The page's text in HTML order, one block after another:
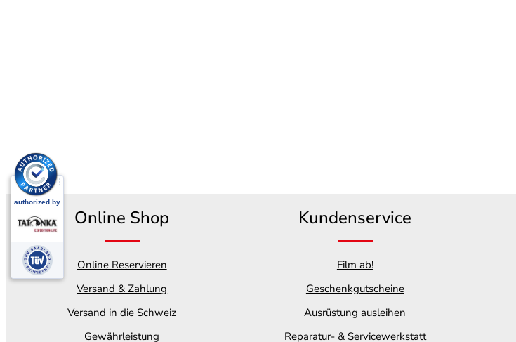
Online Shop
Online Reservieren
Versand & Zahlung
Versand in die Schweiz
Gewährleistung
Kundenservice
Film ab!
Geschenkgutscheine
Ausrüstung ausleihen
Reparatur- & Servicewerkstatt